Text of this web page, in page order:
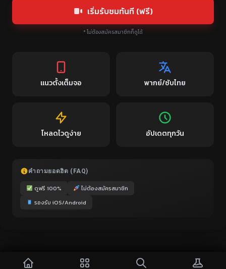
เริ่มรับชมทันที (ฟรี)
* ไม่ต้องสมัครสมาชิกก็ดูได้
แนวตั้งเต็มจอ พากย์/ซับไทย
โหลดไวดูง่าย อัปเดตทุกวัน
คำถามยอดฮิต (FAQ)
ดูฟรี 100%
ไม่ต้องสมัครสมาชิก
รองรับ iOS/Android